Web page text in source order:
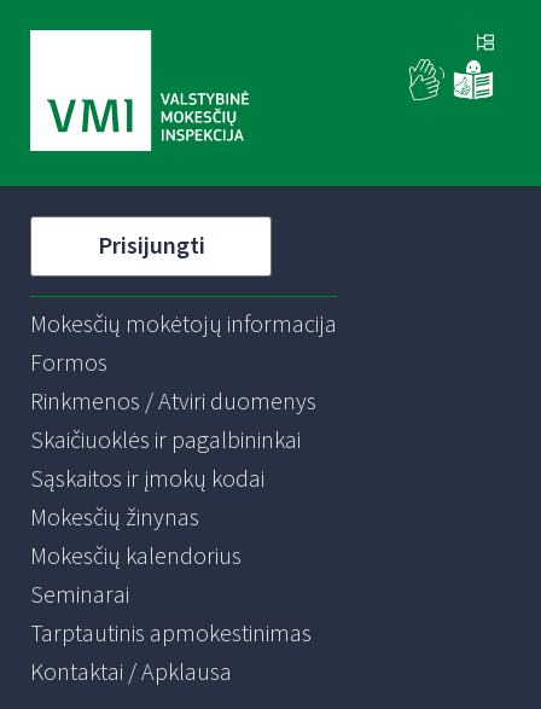
Prisijungti
Mokesčių mokėtojų informacija
Formos
Rinkmenos / Atviri duomenys
Skaičiuoklės ir pagalbininkai
Sąskaitos ir įmokų kodai
Mokesčių žinynas
Mokesčių kalendorius
Seminarai
Tarptautinis apmokestinimas
Kontaktai / Apklausa